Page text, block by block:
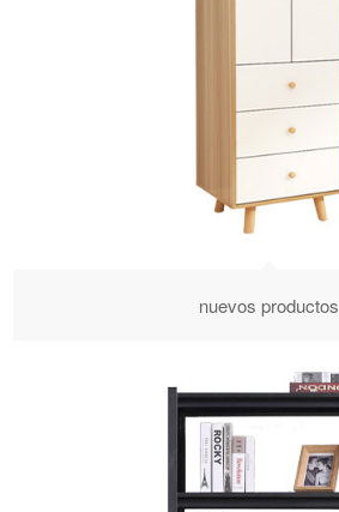
nuevos productos